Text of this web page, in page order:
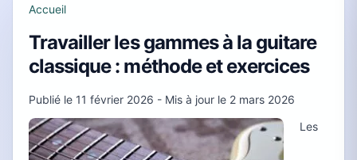
Accueil
Travailler les gammes à la guitare
classique : méthode et exercices
Publié le 11 février 2026 - Mis à jour le 2 mars 2026
Les